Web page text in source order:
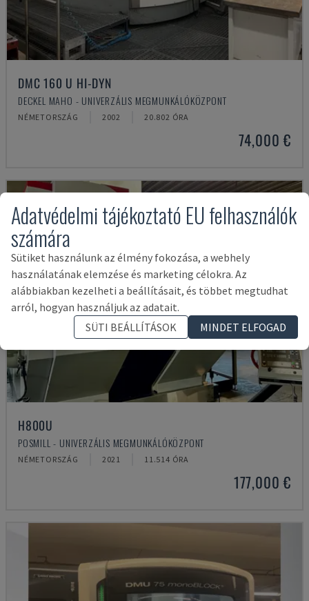
DMC 160 U HI-DYN
DECKEL MAHO - UNIVERZÁLIS MEGMUNKÁLÓKÖZPONT
NÉMETORSZÁG 2002 20.802 ÓRA
74,000 €
H800U
POSMILL - UNIVERZÁLIS MEGMUNKÁLÓKÖZPONT
NÉMETORSZÁG 2021 11.514 ÓRA
177,000 €
Adatvédelmi tájékoztató EU felhasználók
számára
Sütiket használunk az élmény fokozása, a webhely
használatának elemzése és marketing célokra. Az
alábbiakban kezelheti a beállításait, és többet megtudhat
arról, hogyan használjuk az adatait.
SÜTI BEÁLLÍTÁSOK
MINDET ELFOGAD